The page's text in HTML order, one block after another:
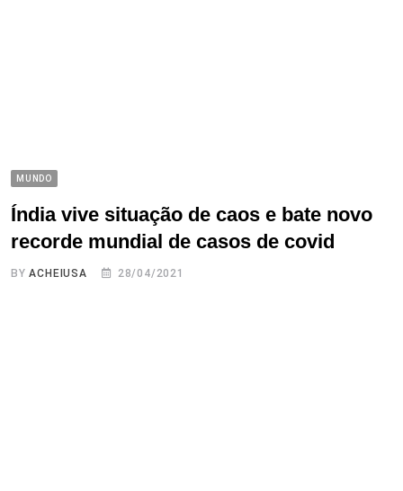
MUNDO
Índia vive situação de caos e bate novo
recorde mundial de casos de covid
BYACHEIUSA 28/04/2021